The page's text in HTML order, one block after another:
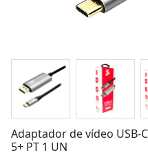
Adaptador de vídeo USB-
5+ PT 1 UN